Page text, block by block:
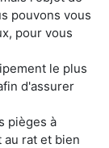
pouvons vous
pour vous
le plus
d'assurer
pièges à
rat et bien